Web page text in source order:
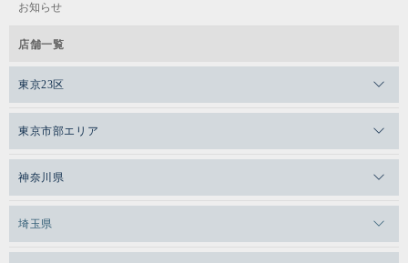
お知らせ
店舗一覧
東京23区
メガロスルフレ恵比寿
メガロス日比谷シャンテ
メガロス白金台
東京市部エリア
メガロス三鷹
メガロスルフレ三鷹
神奈川県
メガロス上永谷
埼玉県